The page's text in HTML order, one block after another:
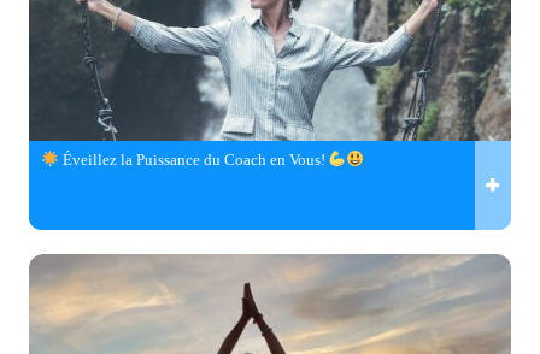
Éveillez la Puissance du Coach en Vous!